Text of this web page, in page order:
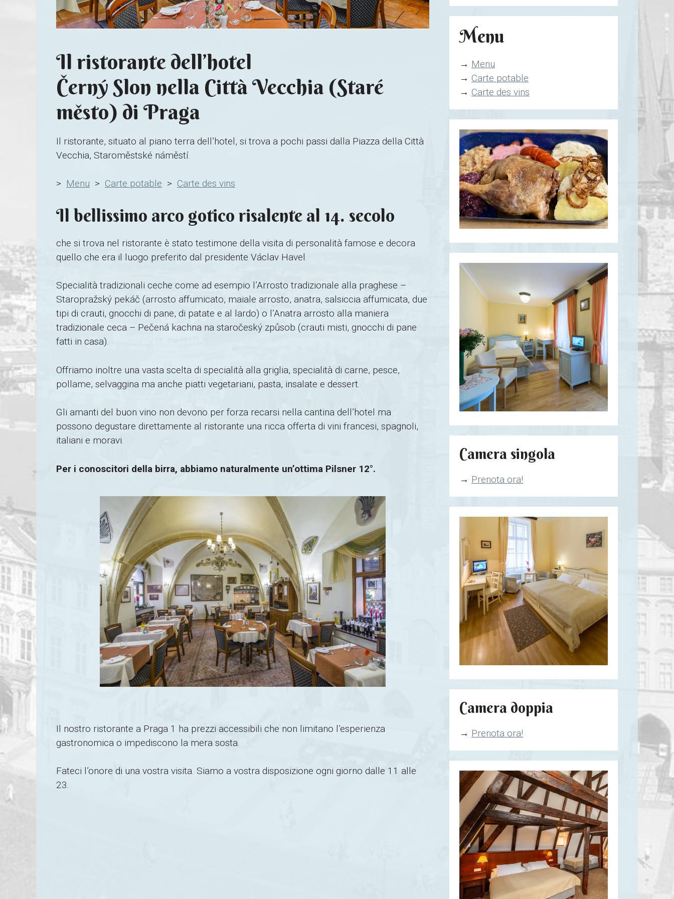
Il ristorante dell’hotel
Černý Slon nella Città Vecchia (Staré
město) di Praga
Il ristorante, situato al piano terra dell’hotel, si trova a pochi passi dalla Piazza della Città
Vecchia, Staroměstské náměstí.
> Menu > Carte potable > Carte des vins
Il bellissimo arco gotico risalente al 14. secolo
che si trova nel ristorante è stato testimone della visita di personalità famose e decora
quello che era il luogo preferito dal presidente Václav Havel.
Specialità tradizionali ceche come ad esempio l’Arrosto tradizionale alla praghese –
Staropražský pekáč (arrosto affumicato, maiale arrosto, anatra, salsiccia affumicata, due
tipi di crauti, gnocchi di pane, di patate e al lardo) o l’Anatra arrosto alla maniera
tradizionale ceca – Pečená kachna na staročeský způsob (crauti misti, gnocchi di pane
fatti in casa).
Offriamo inoltre una vasta scelta di specialità alla griglia, specialità di carne, pesce,
pollame, selvaggina ma anche piatti vegetariani, pasta, insalate e dessert.
Gli amanti del buon vino non devono per forza recarsi nella cantina dell’hotel ma
possono degustare direttamente al ristorante una ricca offerta di vini francesi, spagnoli,
italiani e moravi.
Per i conoscitori della birra, abbiamo naturalmente un’ottima Pilsner 12°.
Il nostro ristorante a Praga 1 ha prezzi accessibili che non limitano l’esperienza
gastronomica o impediscono la mera sosta.
Fateci l’onore di una vostra visita. Siamo a vostra disposizione ogni giorno dalle 11 alle
23.
Menu
→ Menu
→ Carte potable
→ Carte des vins
Camera singola
→ Prenota ora!
Camera doppia
→ Prenota ora!